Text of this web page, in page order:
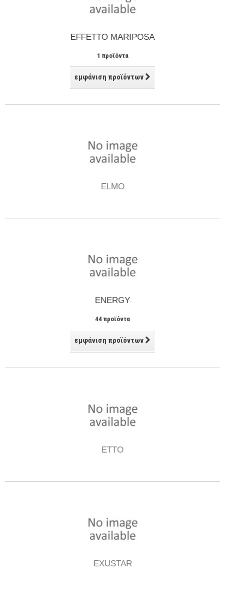
EFFETTO MARIPOSA
1 προϊόντα
εμφάνιση προϊόντων
ELMO
ENERGY
44 προϊόντα
εμφάνιση προϊόντων
ETTO
EXUSTAR